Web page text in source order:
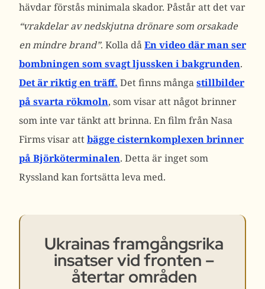
hävdar förstås minimala skador. Påstår att det var
“vrakdelar av nedskjutna drönare som orsakade
en mindre brand”. Kolla dåEn video där man ser
bombningen som svagt ljussken i bakgrunden.
Det är riktig en träff. Det finns mångastillbilder
på svarta rökmoln, som visar att något brinner
som inte var tänkt att brinna. En film från Nasa
Firms visar attbägge cisternkomplexen brinner
på Björköterminalen. Detta är inget som
Ryssland kan fortsätta leva med.
Ukrainas framgångsrika
insatser vid fronten –
återtar områden